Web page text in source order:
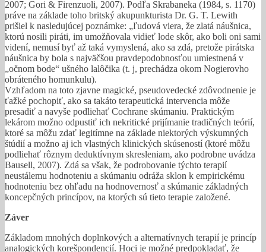
2007; Gori & Firenzuoli, 2007). Podľa Skrabaneka (1984, s. 1170)
práve na základe toho britský akupunkturista Dr. G. T. Lewith
prišiel k nasledujúcej poznámke: „ľudová viera, že zlatá náušnica,
ktorú nosili piráti, im umožňovala vidieť lode skôr, ako boli oni sami
videní, nemusí byť až taká vymyslená, ako sa zdá, pretože pirátska
náušnica by bola s najväčšou pravdepodobnosťou umiestnená v
„očnom bode“ ušného lalôčika (t. j, prechádza okom Nogierovho
obráteného homunkulu).
Vzhľadom na toto zjavne magické, pseudovedecké zdôvodnenie je
ťažké pochopiť, ako sa takáto terapeutická intervencia môže
presadiť a navyše podliehať Cochrane skúmaniu. Praktickým
lekárom možno odpustiť ich nekritické prijímanie tradičných teórií,
ktoré sa môžu zdať legitímne na základe niektorých výskumných
štúdií a možno aj ich vlastných klinických skúseností (ktoré môžu
podliehať rôznym deduktívnym skresleniam, ako podrobne uvádza
Bausell, 2007). Zdá sa však, že podrobovanie týchto terapií
neustálemu hodnoteniu a skúmaniu odráža sklon k empirickému
hodnoteniu bez ohľadu na hodnovernosť a skúmanie základných
koncepčných princípov, na ktorých sú tieto terapie založené.
Záver
Základom mnohých doplnkových a alternatívnych terapií je princíp
analogických korešpondencií. Hoci je možné predpokladať, že